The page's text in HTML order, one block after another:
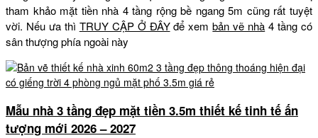
tham khảo mặt tiền nhà 4 tầng rộng bề ngang 5m cũng rất tuyệt
vời. Nếu ưa thì TRUY CẬP Ở ĐÂYđể xembản vẽ nhà 4 tầng có
sân thượng phía ngoài này
Mẫu nhà 3 tầng đẹp mặt tiền 3.5m thiết kế tinh tế ấn
tượng mới 2026 – 2027